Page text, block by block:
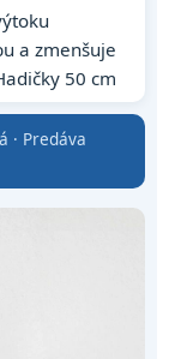
a zmenšuje
50 cm
· Predáva